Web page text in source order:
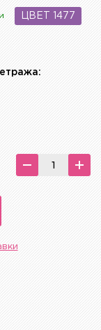
ЦВЕТ 1477